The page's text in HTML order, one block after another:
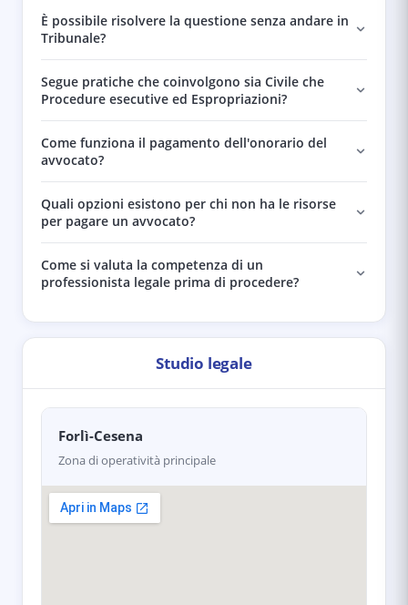
È possibile risolvere la questione senza andare in
Tribunale?
Segue pratiche che coinvolgono sia Civile che
Procedure esecutive ed Espropriazioni?
Come funziona il pagamento dell'onorario del
avvocato?
Quali opzioni esistono per chi non ha le risorse
per pagare un avvocato?
Come si valuta la competenza di un
professionista legale prima di procedere?
Studio legale
Forlì-Cesena
Zona di operatività principale